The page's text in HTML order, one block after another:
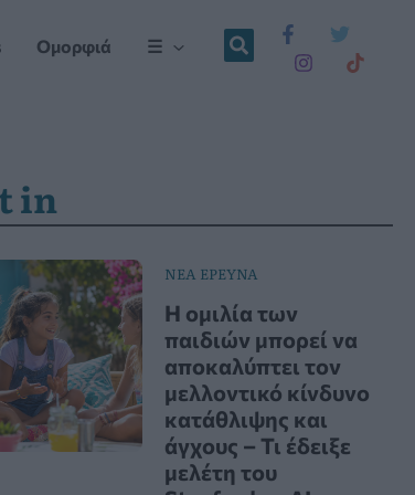
Ομορφιά ☰
in
ΝΕΑ ΕΡΕΥΝΑ
Η ομιλία των
παιδιών μπορεί να
αποκαλύπτει τον
μελλοντικό κίνδυνο
κατάθλιψης και
άγχους – Τι έδειξε
μελέτη του